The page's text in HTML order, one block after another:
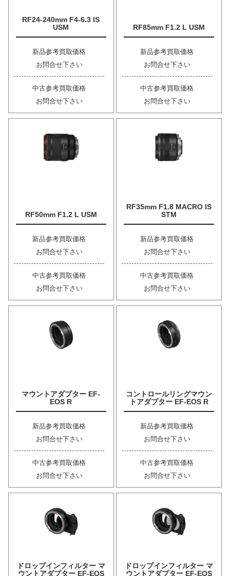
RF24-240mm F4-6.3 IS
USM
新品参考買取価格
お問合せ下さい
中古参考買取価格
お問合せ下さい
RF85mm F1.2 L USM
新品参考買取価格
お問合せ下さい
中古参考買取価格
お問合せ下さい
RF50mm F1.2 L USM
新品参考買取価格
お問合せ下さい
中古参考買取価格
お問合せ下さい
RF35mm F1.8 MACRO IS
STM
新品参考買取価格
お問合せ下さい
中古参考買取価格
お問合せ下さい
マウントアダプター EF-
EOS R
新品参考買取価格
お問合せ下さい
中古参考買取価格
お問合せ下さい
コントロールリングマウン
トアダプター EF-EOS R
新品参考買取価格
お問合せ下さい
中古参考買取価格
お問合せ下さい
ドロップインフィルター マ
ウントアダプター EF-EOS
ドロップインフィルター マ
ウントアダプター EF-EOS